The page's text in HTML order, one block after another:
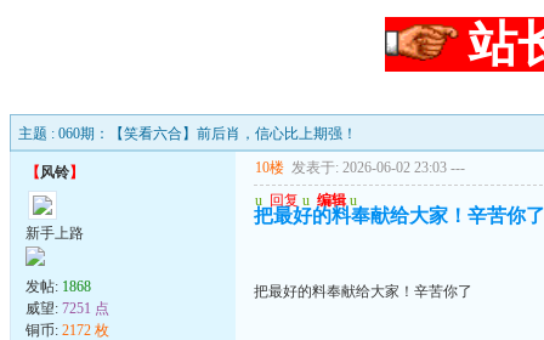
站
主题 : 060期：【笑看六合】前后肖，信心比上期强！
【风铃】
新手上路
发帖: 1868
威望: 7251 点
铜币: 2172 枚
10楼 发表于: 2026-06-02 23:03 ---
u 回复 u 编辑 u
把最好的料奉献给大家！辛苦你了
把最好的料奉献给大家！辛苦你了